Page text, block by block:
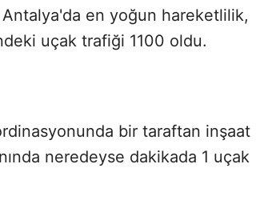
en yoğun hareketlilik,
uçak trafiği 1100 oldu.
bir taraftan inşaat
neredeyse dakikada 1 uçak